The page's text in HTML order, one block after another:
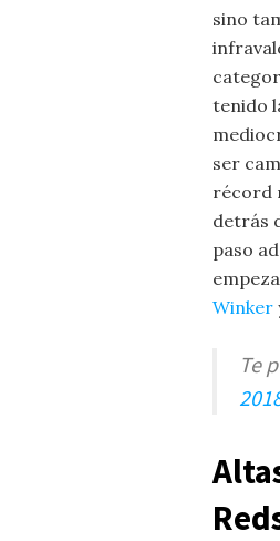
sino
tenido
ser
récord
detrás
paso
Winker
Te